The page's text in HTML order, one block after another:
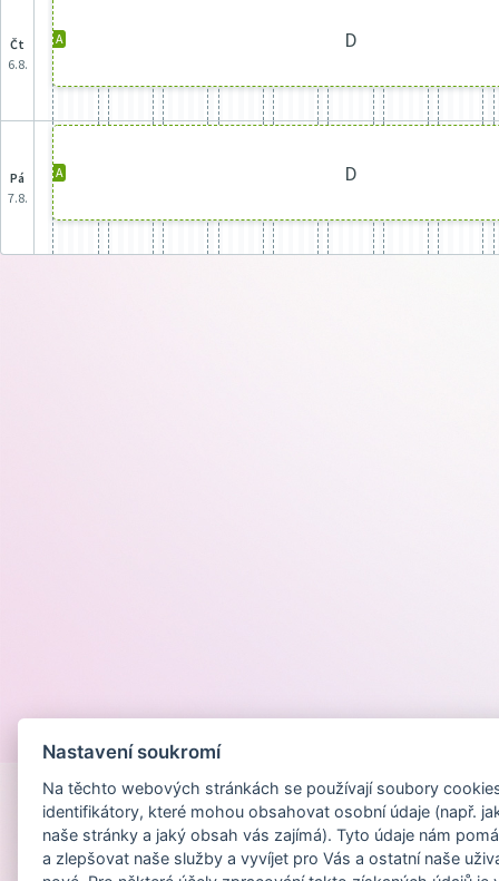
čt
6.8.
A D
pá
7.8.
A D
Nastavení soukromí
Na těchto webových stránkách se používají soubory
identifikátory, které mohou obsahovat osobní údaje (např.
naše stránky a jaký obsah vás zajímá). Tyto údaje nám
a zlepšovat naše služby a vyvíjet pro Vás a ostatní naše